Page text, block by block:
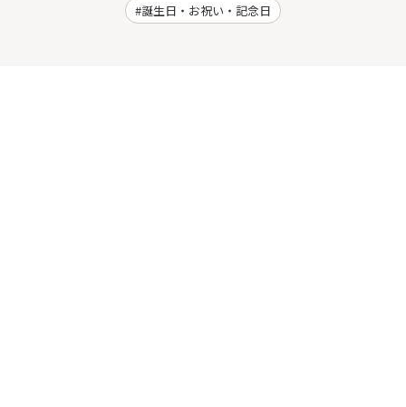
誕生日・お祝い・記念日